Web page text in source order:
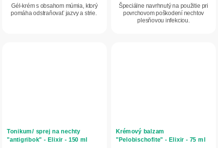
Gél-krém s obsahom múmia, ktorý
pomáha odstraňovať jazvy a strie.
hviezdičiek.
Špeciálne navrhnutý na použitie pri
povrchovom poškodení nechtov
plesňovou infekciou.
Tonikum/ sprej na nechty
"antigribok" - Elixir - 150 ml
Krémový balzam
"Pelobischofite" - Elixir - 75 ml